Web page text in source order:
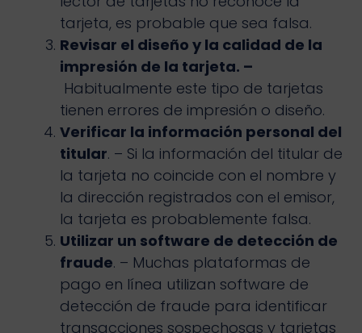
tarjeta, es probable que sea falsa.
Revisar el diseño y la calidad de la
impresión de la tarjeta. –
Habitualmente este tipo de tarjetas
tienen errores de impresión o diseño.
Verificar la información personal del
titular. – Si la información del titular de
la tarjeta no coincide con el nombre y
la dirección registrados con el emisor,
la tarjeta es probablemente falsa.
Utilizar un software de detección de
fraude. – Muchas plataformas de
pago en línea utilizan software de
detección de fraude para identificar
transacciones sospechosas y tarjetas